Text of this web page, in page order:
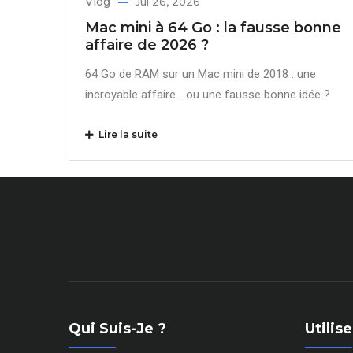
Mac mini à 64 Go : la fausse bonne
affaire de 2026 ?
64 Go de RAM sur un Mac mini de 2018 : une
incroyable affaire… ou une fausse bonne idée ?
Lire la suite
Qui Suis-Je ?